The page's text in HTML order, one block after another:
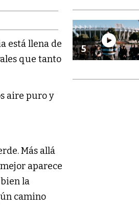
está llena de
que tanto
aire puro y
Más allá
aparece
la
camino
5